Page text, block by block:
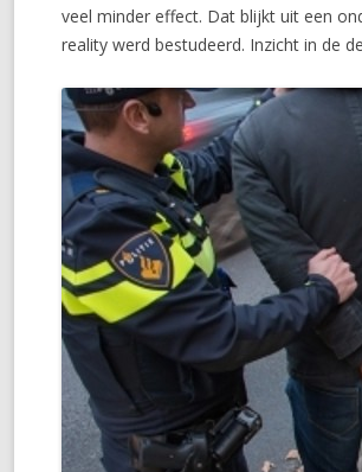
veel minder effect. Dat blijkt uit een
reality werd bestudeerd. Inzicht in de